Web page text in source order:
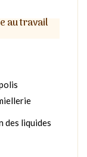
au travail
des liquides